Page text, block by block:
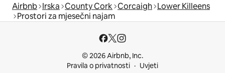
Airbnb Irska County Cork Corcaigh Lower Killeens
Prostori za mjesečni najam
© 2026 Airbnb, Inc.
Pravila o privatnosti
Uvjeti